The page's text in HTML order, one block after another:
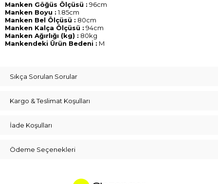
Manken Göğüs Ölçüsü : 96cm
Manken Boyu :1.85cm
Manken Bel Ölçüsü : 80cm
Manken Kalça Ölçüsü : 94cm
Manken Ağırlığı (kg) : 80kg
Mankendeki Ürün Bedeni : M
Sıkça Sorulan Sorular
Kargo & Teslimat Koşulları
İade Koşulları
Ödeme Seçenekleri